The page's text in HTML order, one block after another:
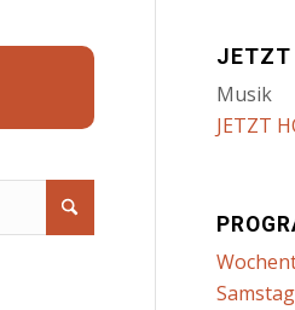
JETZT
Musik
JETZT
Samstag